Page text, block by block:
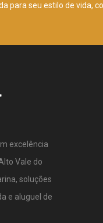
para seu estilo de vida,
excelência
Vale do
soluções
e aluguel de